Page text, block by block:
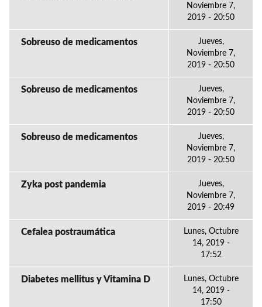
Noviembre 7,
2019 - 20:50
Sobreuso de medicamentos
Jueves,
Noviembre 7,
2019 - 20:50
Sobreuso de medicamentos
Jueves,
Noviembre 7,
2019 - 20:50
Sobreuso de medicamentos
Jueves,
Noviembre 7,
2019 - 20:50
Zyka post pandemia
Jueves,
Noviembre 7,
2019 - 20:49
Cefalea postraumática
Lunes, Octubre
14, 2019 -
17:52
Diabetes mellitus y Vitamina D
Lunes, Octubre
14, 2019 -
17:50